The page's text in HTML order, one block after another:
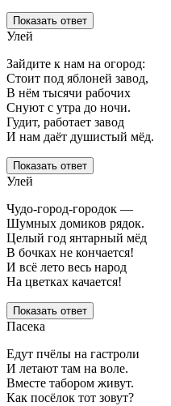
Показать ответ
Улей
Зайдите к нам на огород:
Стоит под яблоней завод,
В нём тысячи рабочих
Снуют с утра до ночи.
Гудит, работает завод
И нам даёт душистый мёд.
Показать ответ
Улей
Чудо-город-городок —
Шумных домиков рядок.
Целый год янтарный мёд
В бочках не кончается!
И всё лето весь народ
На цветках качается!
Показать ответ
Пасека
Едут пчёлы на гастроли
И летают там на воле.
Вместе табором живут.
Как посёлок тот зовут?